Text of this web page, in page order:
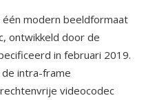
één modern beeldformaat
ontwikkeld door de
in februari 2019.
intra-frame
videocodec